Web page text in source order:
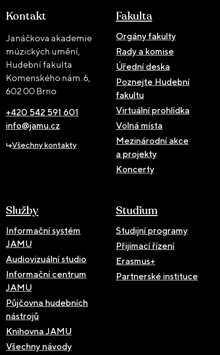
Kontakt
Janáčkova akademie
múzických umění,
Hudební fakulta
Komenského nám. 6,
602 00 Brno
+420 542 591 601
info@jamu.cz
Všechny kontakty
Fakulta
Orgány fakulty
Rady a komise
Úřední deska
Poznejte Hudební
fakultu
Virtuální prohlídka
Volná místa
Mezinárodní akce
a projekty
Koncerty
Služby
Informační systém
JAMU
Audiovizuální studio
Informační centrum
JAMU
Půjčovna hudebních
nástrojů
Knihovna JAMU
Všechny návody
Studium
Studijní programy
Přijímací řízení
Erasmus+
Partnerské instituce